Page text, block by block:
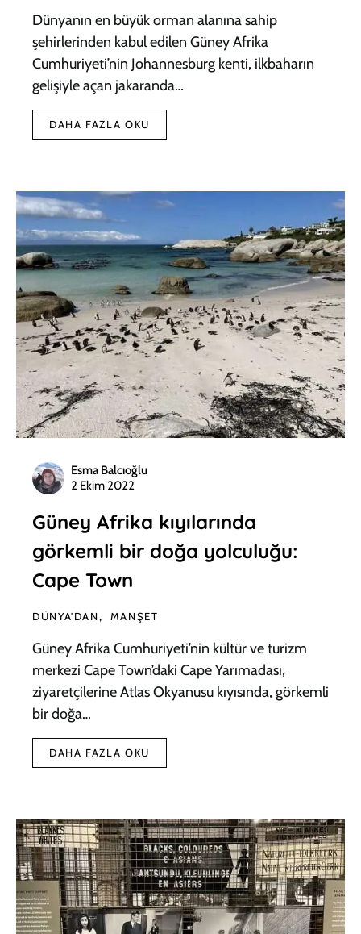
Dünyanın en büyük orman alanına sahip
şehirlerinden kabul edilen Güney Afrika
Cumhuriyeti’nin Johannesburg kenti, ilkbaharın
gelişiyle açan jakaranda…
DAHA FAZLA OKU
Esma Balcıoğlu
2 Ekim 2022
Güney Afrika kıyılarında
görkemli bir doğa yolculuğu:
Cape Town
DÜNYA'DAN MANŞET
Güney Afrika Cumhuriyeti’nin kültür ve turizm
merkezi Cape Town’daki Cape Yarımadası,
ziyaretçilerine Atlas Okyanusu kıyısında, görkemli
bir doğa…
DAHA FAZLA OKU